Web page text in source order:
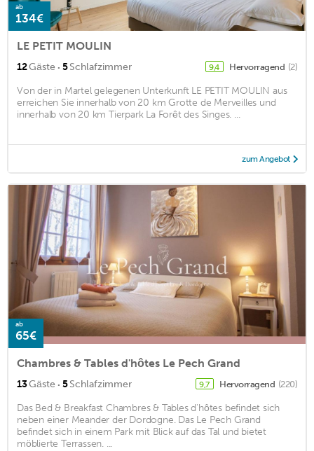
ab
134€
LE PETIT MOULIN
12Gäste · 5Schlafzimmer 9,4 Hervorragend (2)
Von der in Martel gelegenen Unterkunft LE PETIT MOULIN aus
erreichen Sie innerhalb von 20 km Grotte de Merveilles und
innerhalb von 20 km Tierpark La Forêt des Singes. ...
zum Angebot
ab
65€
Chambres & Tables d'hôtes Le Pech Grand
13Gäste · 5Schlafzimmer 9,7 Hervorragend (220)
Das Bed & Breakfast Chambres & Tables d'hôtes befindet sich
neben einer Meander der Dordogne. Das Le Pech Grand
befindet sich in einem Park mit Blick auf das Tal und bietet
möblierte Terrassen. ...